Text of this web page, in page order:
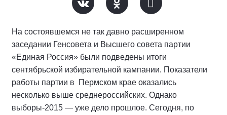
На состоявшемся не так давно расширенном
заседании Генсовета и Высшего совета партии
«Единая Россия» были подведены итоги
сентябрьской избирательной кампании. Показатели
работы партии в Пермском крае оказались
несколько выше среднероссийских. Однако
выборы-2015 — уже дело прошлое. Сегодня, по